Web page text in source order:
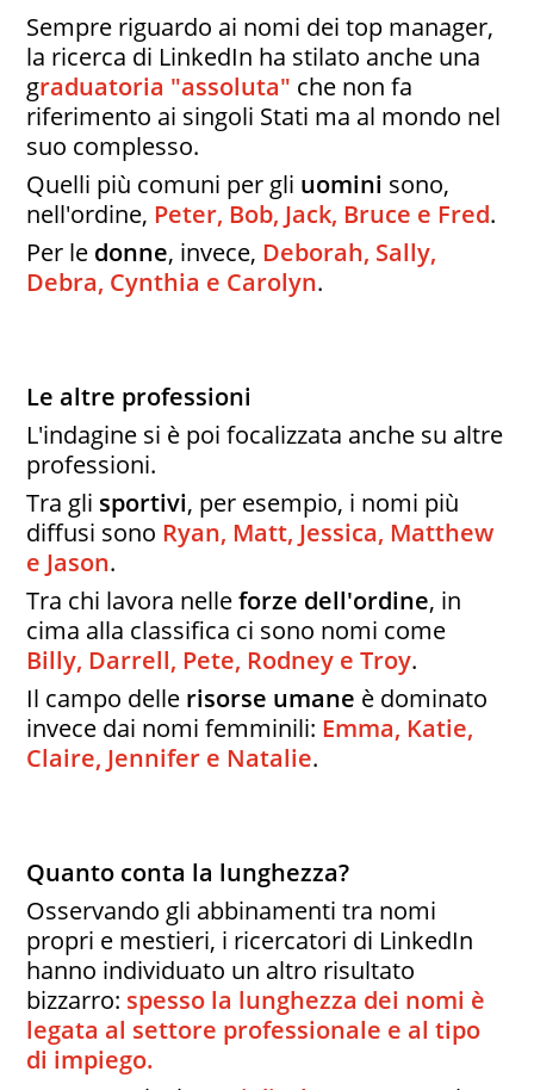
Sempre riguardo ai nomi dei top manager,
la ricerca di LinkedIn ha stilato anche una
graduatoria "assoluta" che non fa
riferimento ai singoli Stati ma al mondo nel
suo complesso.
Quelli più comuni per gli uomini sono,
nell'ordine, Peter, Bob, Jack, Bruce e Fred.
Per le donne, invece, Deborah, Sally,
Debra, Cynthia e Carolyn.
Le altre professioni
L'indagine si è poi focalizzata anche su altre
professioni.
Tra gli sportivi, per esempio, i nomi più
diffusi sono Ryan, Matt, Jessica, Matthew
e Jason.
Tra chi lavora nelleforze dell'ordine, in
cima alla classifica ci sono nomi come
Billy, Darrell, Pete, Rodney e Troy.
Il campo delle risorse umane è dominato
invece dai nomi femminili: Emma, Katie,
Claire, Jennifer e Natalie.
Quanto conta la lunghezza?
Osservando gli abbinamenti tra nomi
propri e mestieri, i ricercatori di LinkedIn
hanno individuato un altro risultato
bizzarro: spesso la lunghezza dei nomi è
legata al settore professionale e al tipo
di impiego.